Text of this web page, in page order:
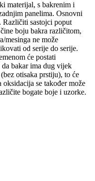
materijal, s bakrenim i
panelima. Osnovni
Različiti sastojci poput
boju bakra različitom,
mesinga ne može
od serije do serije.
će postati
bakar ima dug vijek
otisaka prstiju), to će
se također može
bogate boje i uzorke.